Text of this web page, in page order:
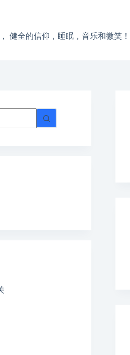
健全的信仰，睡眠，音乐和微笑！